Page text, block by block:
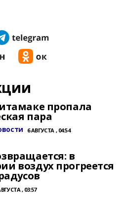
пропала
пара
6 АВГУСТА , 04:54
в
воздух прогреется
, 03:57